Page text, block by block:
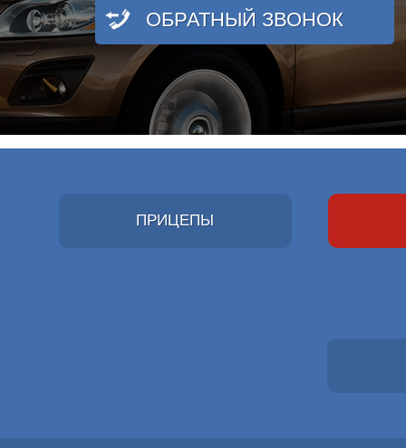
ОБРАТНЫЙ ЗВОНОК
ПРИЦЕПЫ